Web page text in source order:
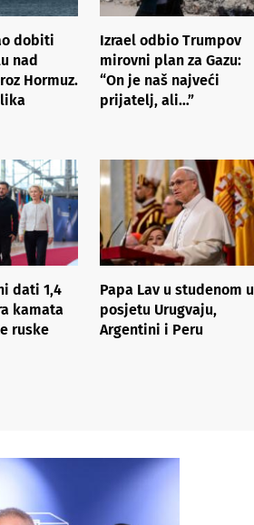
dobiti
nad
Hormuz.
Izrael odbio Trumpov
mirovni plan za Gazu:
“On je naš najveći
prijatelj, ali…”
dati 1,4
kamata
ruske
Papa Lav u studenom u
posjetu Urugvaju,
Argentini i Peru